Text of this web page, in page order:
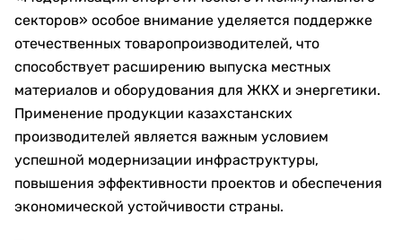
секторов» особое внимание уделяется поддержке
отечественных товаропроизводителей, что
способствует расширению выпуска местных
материалов и оборудования для ЖКХ и энергетики.
Применение продукции казахстанских
производителей является важным условием
успешной модернизации инфраструктуры,
повышения эффективности проектов и обеспечения
экономической устойчивости страны.